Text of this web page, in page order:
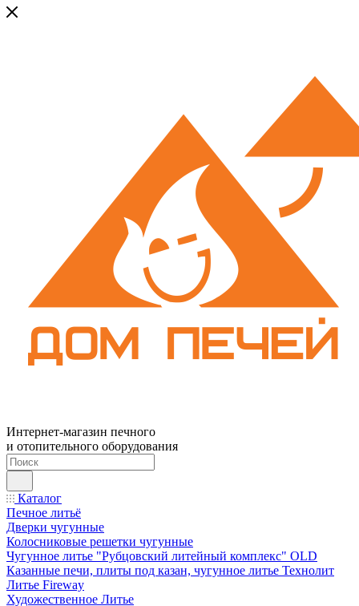
Интернет-магазин печного
и отопительного оборудования
Каталог
Печное литьё
Дверки чугунные
Колосниковые решетки чугунные
Чугунное литье "Рубцовский литейный комплекс" OLD
Казанные печи, плиты под казан, чугунное литье Технолит
Литье Fireway
Художественное Литье